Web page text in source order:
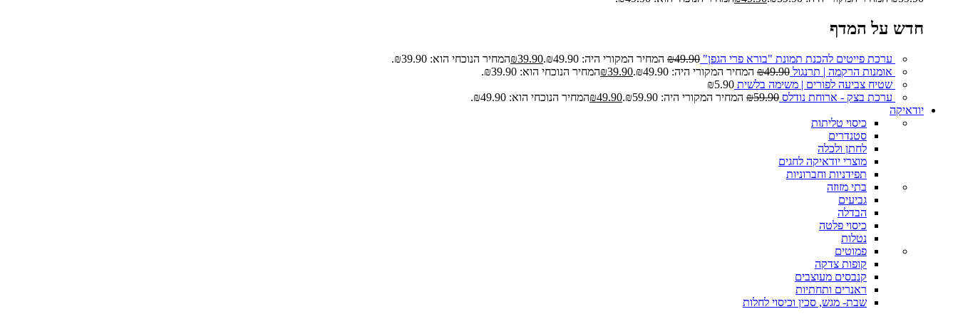
חדש על המדף
ערכת פייטים להכנת תמונת "בורא פרי הגפן" ₪49.90 המחיר המקורי היה: ₪49.90. ₪39.90
המחיר הנוכחי הוא: ₪39.90.
אומנות הרקמה | תרנגול
₪49.90 המחיר המקורי היה: ₪49.90. ₪39.90
המחיר הנוכחי הוא: ₪39.90.
שטיח צביעה לפורים | משימה בלשית
₪5.90
ערכת בצק - ארוחת נודלס
₪59.90 המחיר המקורי היה: ₪59.90. ₪49.90
המחיר הנוכחי הוא: ₪49.90.
יודאיקה
כיסוי טליתות
סטנדרים
לחתן ולכלה
מוצרי יודאיקה לחגים
תפידניות וחברוניות
בתי מזוזה
גביעים
הבדלה
כיסוי פלטה
נטלות
פמוטים
קופות צדקה
קנבסים מעוצבים
ראנרים ותחתיות
שבת- מגש, סכין וכיסוי לחלות